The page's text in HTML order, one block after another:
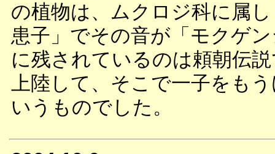
の植物は、ムクロジ科に属
患子」でその音が「モクゲ
に残されているのは頼朝伝
上陸して、そこで一子をも
いうものでした。